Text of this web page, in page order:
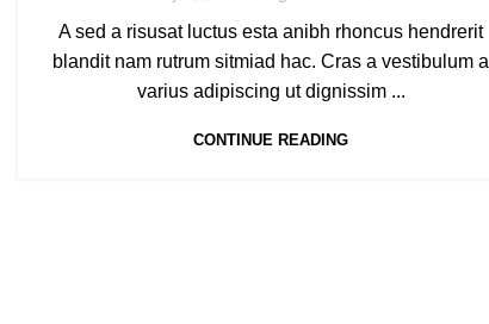
A sed a risusat luctus esta anibh rhoncus hendrerit
blandit nam rutrum sitmiad hac. Cras a vestibulum a
varius adipiscing ut dignissim ...
CONTINUE READING